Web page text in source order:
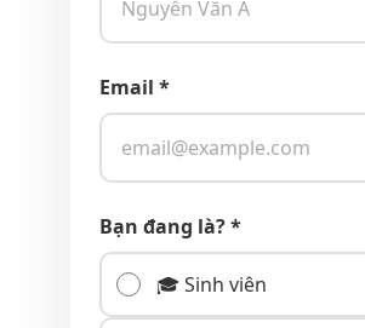
Email *
Bạn đang là? *
🎓 Sinh viên